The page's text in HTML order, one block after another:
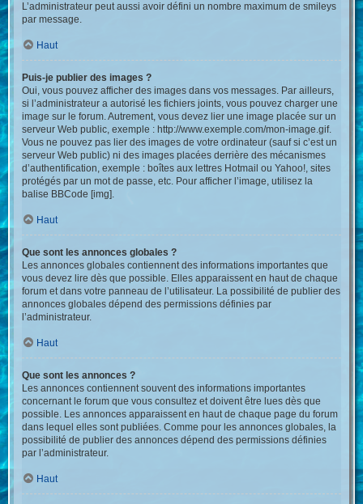
L’administrateur peut aussi avoir défini un nombre maximum de smileys
par message.
Haut
Puis-je publier des images ?
Oui, vous pouvez afficher des images dans vos messages. Par ailleurs,
si l’administrateur a autorisé les fichiers joints, vous pouvez charger une
image sur le forum. Autrement, vous devez lier une image placée sur un
serveur Web public, exemple : http://www.exemple.com/mon-image.gif.
Vous ne pouvez pas lier des images de votre ordinateur (sauf si c’est un
serveur Web public) ni des images placées derrière des mécanismes
d’authentification, exemple : boîtes aux lettres Hotmail ou Yahoo!, sites
protégés par un mot de passe, etc. Pour afficher l’image, utilisez la
balise BBCode [img].
Haut
Que sont les annonces globales ?
Les annonces globales contiennent des informations importantes que
vous devez lire dès que possible. Elles apparaissent en haut de chaque
forum et dans votre panneau de l’utilisateur. La possibilité de publier des
annonces globales dépend des permissions définies par
l’administrateur.
Haut
Que sont les annonces ?
Les annonces contiennent souvent des informations importantes
concernant le forum que vous consultez et doivent être lues dès que
possible. Les annonces apparaissent en haut de chaque page du forum
dans lequel elles sont publiées. Comme pour les annonces globales, la
possibilité de publier des annonces dépend des permissions définies
par l’administrateur.
Haut